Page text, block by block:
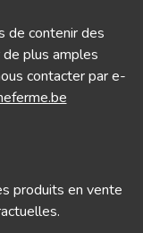
de contenir des
plus amples
contacter par e-
produits en vente